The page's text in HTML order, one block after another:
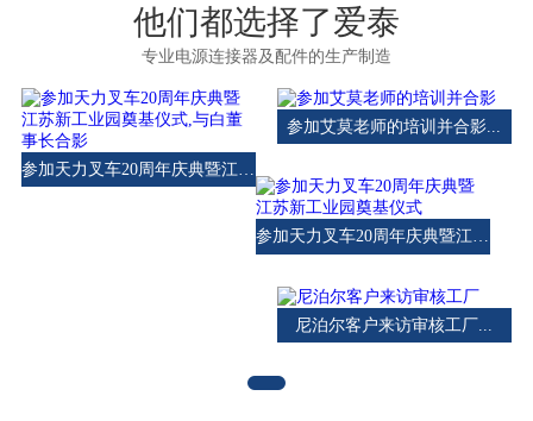
他们都选择了爱泰
专业电源连接器及配件的生产制造
参加艾莫老师的培训并合影...
参加天力叉车20周年庆典暨江苏新工业园奠基仪式...
尼泊尔客户来访审核工厂...